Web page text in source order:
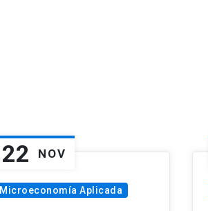
22 NOV
Microeconomía Aplicada